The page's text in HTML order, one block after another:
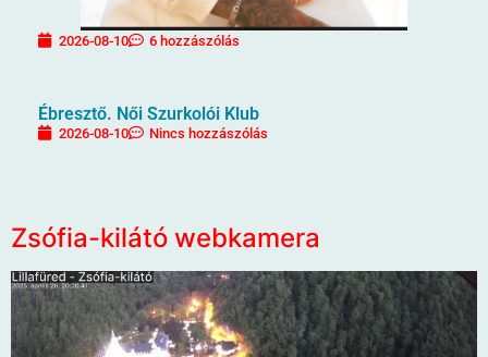
2026-08-10 6 hozzászólás
Ébresztő. Női Szurkolói Klub
2026-08-10 Nincs hozzászólás
Zsófia-kilátó webkamera